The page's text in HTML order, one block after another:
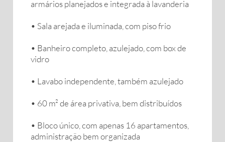
armários planejados e integrada à lavanderia
• Sala arejada e iluminada, com piso frio
• Banheiro completo, azulejado, com box de
vidro
• Lavabo independente, também azulejado
• 60 m² de área privativa, bem distribuídos
• Bloco único, com apenas 16 apartamentos,
administração bem organizada